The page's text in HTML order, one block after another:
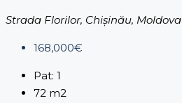
Strada Florilor, Chișinău, Moldova
168,000€
Pat: 1
72 m2